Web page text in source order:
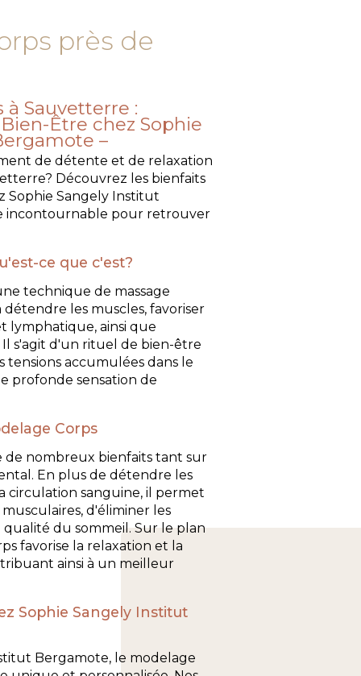
près de
Sauvetterre :
Être chez Sophie
de détente et de relaxation
Découvrez les bienfaits
Sophie Sangely Institut
incontournable pour retrouver
ce que c'est?
technique de massage
les muscles, favoriser
lymphatique, ainsi que
Il s'agit d'un rituel de bien-être
accumulées dans le
profonde sensation de
Corps
de nombreux bienfaits tant sur
En plus de détendre les
circulation sanguine, il permet
d'éliminer les
du sommeil. Sur le plan
favorise la relaxation et la
ainsi à un meilleur
Sophie Sangely Institut
Bergamote, le modelage